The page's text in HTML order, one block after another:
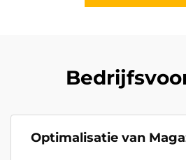
Optimalisatie van